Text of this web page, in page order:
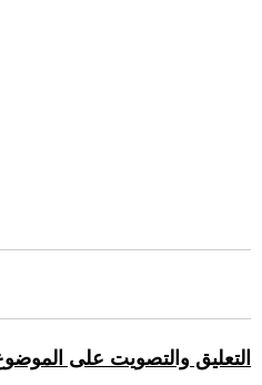
التعليق والتصويت على